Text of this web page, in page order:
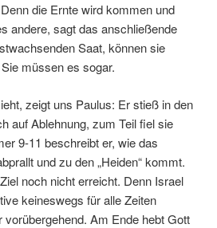
die Ernte wird kommen und
andere, sagt das anschließende
Saat, können sie
müssen es sogar.
zeigt uns Paulus: Er stieß in den
auf Ablehnung, zum Teil fiel sie
9-11 beschreibt er, wie das
und zu den „Heiden“ kommt.
noch nicht erreicht. Denn Israel
keineswegs für alle Zeiten
vorübergehend. Am Ende hebt Gott